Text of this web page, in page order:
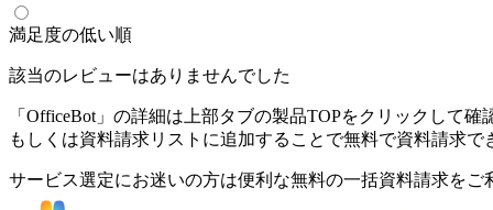
満足度の低い順
該当のレビューはありませんでした
「 OfficeBot 」の詳細は上部タブの製品TOPをクリックして確
もしくは資料請求リストに追加することで無料で資料請求で
サービス選定にお迷いの方は便利な無料の一括資料請求をご